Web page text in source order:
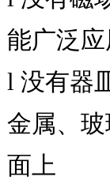
能广泛
l 没有器
金属、
面上